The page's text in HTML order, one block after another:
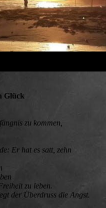
Glück
zu kommen,
Er hat es satt, zehn
zu leben.
der Überdruss die Angst.